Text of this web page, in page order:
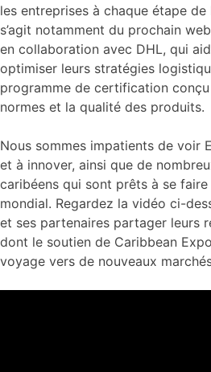
les entreprises à chaque étape
s’agit notamment du prochain
en collaboration avec DHL, qui
optimiser leurs stratégies
programme de certification
normes et la qualité des produits.
Nous sommes impatients de voir
et à innover, ainsi que de
caribéens qui sont prêts à se
mondial. Regardez la vidéo ci-
et ses partenaires partager leurs
dont le soutien de Caribbean
voyage vers de nouveaux